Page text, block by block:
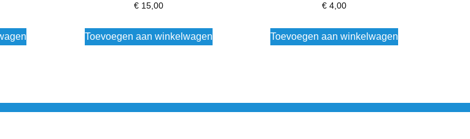
€15,00
Toevoegen aan winkelwagen
€ 4,00
Toevoegen aan winkelwagen